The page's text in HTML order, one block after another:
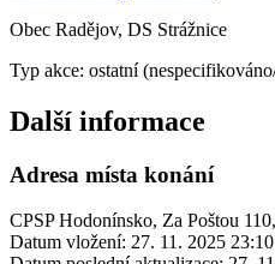
Obec Radějov, DS Strážnice
Typ akce: ostatní
Další informace
Adresa místa konání
CPSP Hodonínsko, Za Poštou
Datum vložení: 27. 11. 2025 23:10